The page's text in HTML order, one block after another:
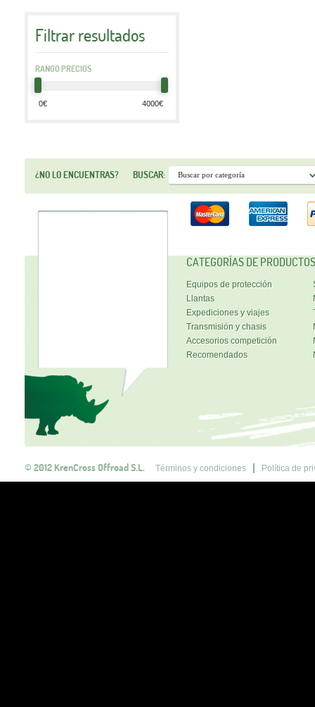
Filtrar resultados
RANGO PRECIOS
¿NO LO ENCUENTRAS? BUSCAR:
CATEGORÍAS DE PRODUCTOS
Equipos de protección
Llantas
Expediciones y viajes
Transmisión y chasis
Accesorios competición
Recomendados
© 2012 KrenCross Offroad S.L. Términos y condiciones Política de